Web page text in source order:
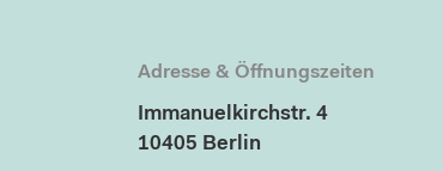
Adresse & Öffnungszeiten
Immanuelkirchstr. 4
10405 Berlin